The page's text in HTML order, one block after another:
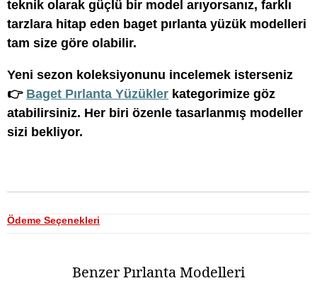
teknik olarak güçlü bir model arıyorsanız, farklı
tarzlara hitap eden baget pırlanta yüzük modelleri
tam size göre olabilir.
Yeni sezon koleksiyonunu incelemek isterseniz
👉 Baget Pırlanta Yüzükler kategorimize göz
atabilirsiniz. Her biri özenle tasarlanmış modeller
sizi bekliyor.
Ödeme Seçenekleri
Benzer Pırlanta Modelleri